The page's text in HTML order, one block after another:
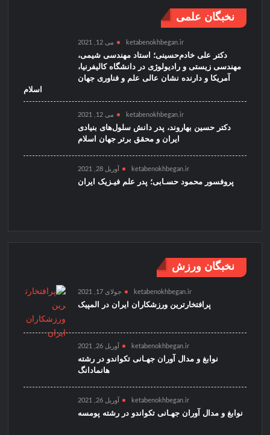
نخبگان علمی
ketabenokhbegan.ir می 12, 2021
دکتر علی خادم‌حسینی؛ استاد مهندسی شیمی،
مهندسی زیستی و رادیولوژی در دانشگاه کالیفرنیا،
آمریکا و دارنده نشان عالی علم و فناوری جهان
اسلام
ketabenokhbegan.ir می 12, 2021
دکتر حسین بهاروند، پدر دانش سلول‌های بنیادی
ایران و محقق برتر جهان اسلام
ketabenokhbegan.ir آوریل 28, 2021
پروفسور محمود حسـابی؛ پدر علم فیـزیک ایران
نخبگان ورزش
ketabenokhbegan.ir جولای 17, 2021
پرافتخارترین ورزشکاران ایران در المپیک
ketabenokhbegan.ir آوریل 26, 2021
نوابغ و مدال آوران جهـانی تکواندو در رشته
هانمادانگ
ketabenokhbegan.ir آوریل 26, 2021
نوابغ و مدال آوران جهـانی تکواندو در رشته پومسه